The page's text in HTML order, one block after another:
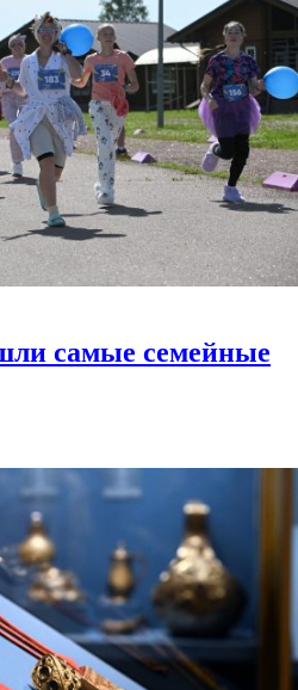
самые семейные